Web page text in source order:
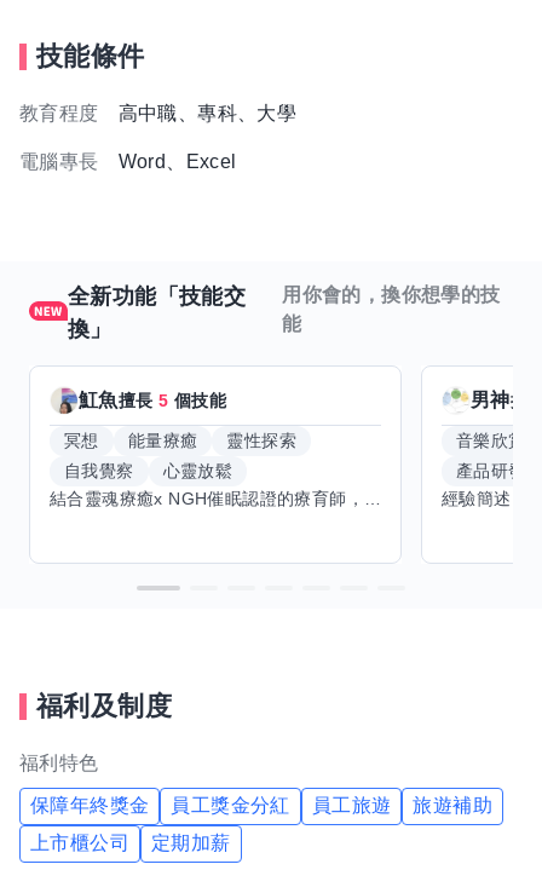
技能條件
教育程度 高中職、專科、大學
電腦專長 Word、Excel
全新功能「技能交
換」
用你會的，換你想學的技
能
魟魚擅長5 個技能
冥想 能量療癒
靈性探索
自我覺察
心靈放鬆
男神擅
音樂欣賞
產品研發
福利及制度
福利特色
保障年終獎金 員工獎金分紅 員工旅遊
旅遊補助
上市櫃公司
定期加薪